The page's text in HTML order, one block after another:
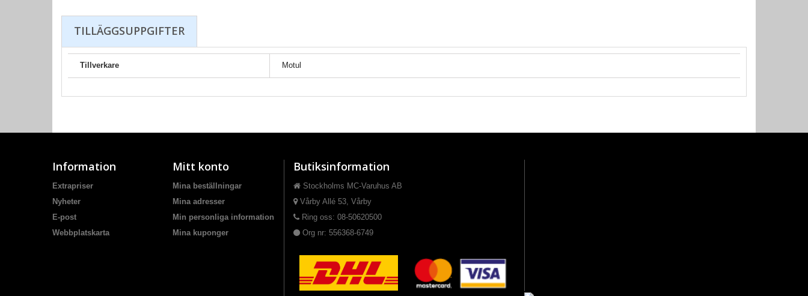
TILLÄGGSUPPGIFTER
Tillverkare Motul
Information
Extrapriser
Nyheter
E-post
Webbplatskarta
Mitt konto
Mina beställningar
Mina adresser
Min personliga information
Mina kuponger
Butiksinformation
Stockholms MC-Varuhus AB
Vårby Allé 53, Vårby
Ring oss: 08-50620500
Org nr: 556368-6749